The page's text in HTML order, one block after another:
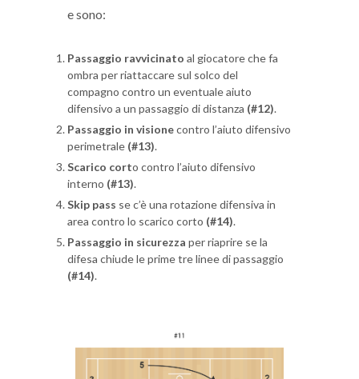
e sono:
Passaggio ravvicinato al giocatore che fa
ombra per riattaccare sul solco del
compagno contro un eventuale aiuto
difensivo a un passaggio di distanza (#12).
Passaggio in visionecontro l’aiuto difensivo
perimetrale (#13).
Scarico corto contro l’aiuto difensivo
interno (#13).
Skip pass se c’è una rotazione difensiva in
area contro lo scarico corto (#14).
Passaggio in sicurezza per riaprire se la
difesa chiude le prime tre linee di passaggio
(#14).